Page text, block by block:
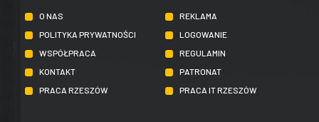
O NAS
REKLAMA
POLITYKA PRYWATNOŚCI
LOGOWANIE
WSPÓŁPRACA
REGULAMIN
KONTAKT
PATRONAT
PRACA RZESZÓW
PRACA IT RZESZÓW